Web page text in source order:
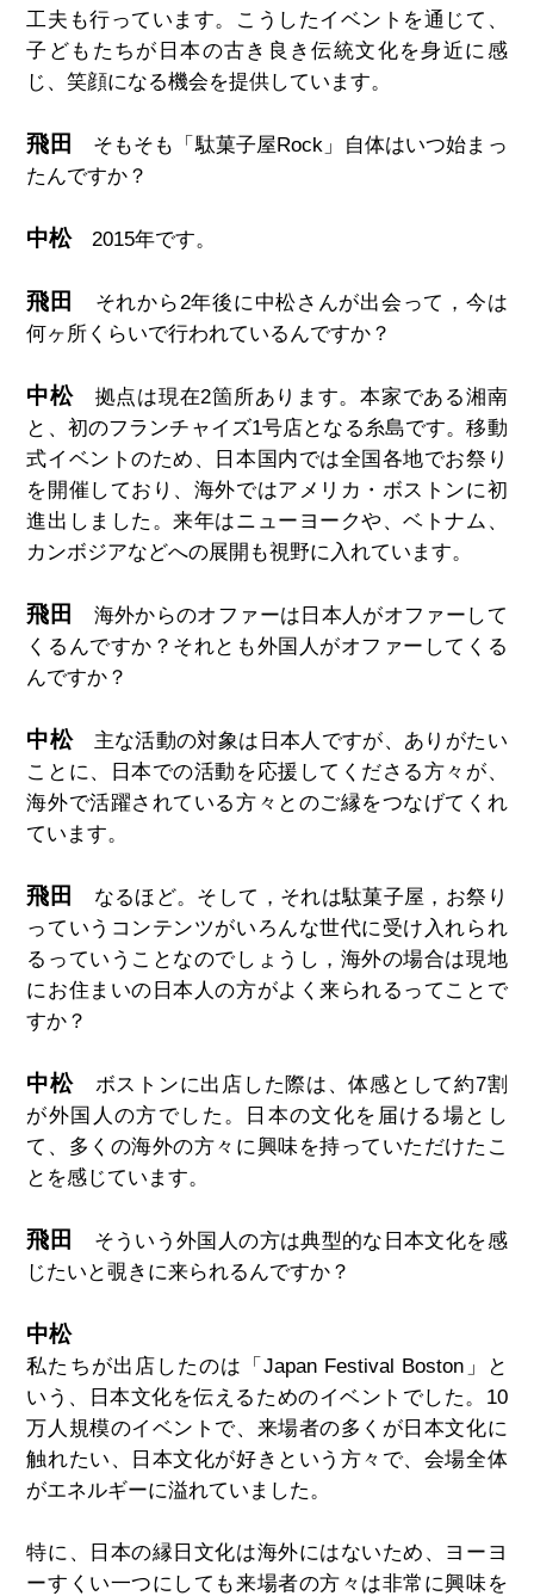
工夫も行っています。こうしたイベントを通じて、
子どもたちが日本の古き良き伝統文化を身近に感
じ、笑顔になる機会を提供しています。
飛田 そもそも「駄菓子屋Rock 」自体はいつ始まっ
たんですか？
中松 2015年です。
飛田 それから 2年後に中松さんが出会って，今は
何ヶ所くらいで行われているんですか？
中松
拠点は現在2箇所あります。本家である湘南
と、初のフランチャイズ1号店となる糸島です。移動
式イベントのため、日本国内では全国各地でお祭り
を開催しており、海外ではアメリカ・ボストンに初
進出しました。来年はニューヨークや、ベトナム、
カンボジアなどへの展開も視野に入れています。
飛田
海外からのオファーは日本人がオファーして
くるんですか？それとも外国人がオファーしてくる
んですか？
中松
主な活動の対象は日本人ですが、ありがたい
ことに、日本での活動を応援してくださる方々が、
海外で活躍されている方々とのご縁をつなげてくれ
ています。
飛田
なるほど。そして，それは駄菓子屋，お祭り
っていうコンテンツがいろんな世代に受け入れられ
るっていうことなのでしょうし，海外の場合は現地
にお住まいの日本人の方がよく来られるってことで
すか？
中松
ボストンに出店した際は、体感として約7割
が外国人の方でした。日本の文化を届ける場とし
て、多くの海外の方々に興味を持っていただけたこ
とを感じています。
飛田
そういう外国人の方は典型的な日本文化を感
じたいと覗きに来られるんですか？
中松
私たちが出店したのは「Japan Festival Boston」と
いう、日本文化を伝えるためのイベントでした。10
万人規模のイベントで、来場者の多くが日本文化に
触れたい、日本文化が好きという方々で、会場全体
がエネルギーに溢れていました。
特に、日本の縁日文化は海外にはないため、ヨーヨ
ーすくい一つにしても来場者の方々は非常に興味を